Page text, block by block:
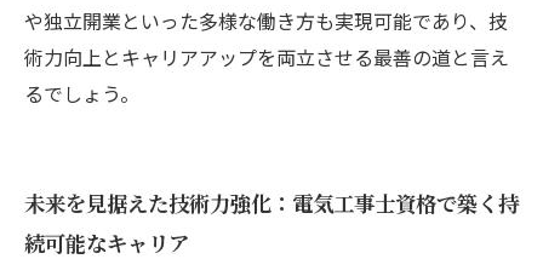
や独立開業といった多様な働き方も実現可能であり、技
術力向上とキャリアアップを両立させる最善の道と言え
るでしょう。
未来を見据えた技術力強化：電気工事士資格で築く持
続可能なキャリア